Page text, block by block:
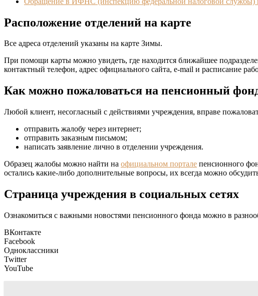
Расположение отделений на карте
Все адреса отделений указаны на карте Зимы.
При помощи карты можно увидеть, где находится ближайшее
контактный телефон, адрес официального сайта, e-mail и расписание
Как можно пожаловаться на пенсионный
Любой клиент, несогласный с действиями учреждения, вправе
отправить жалобу через интернет;
отправить заказным письмом;
написать заявление лично в отделении учреждения.
Образец жалобы можно найти на официальном портале пенсионного
остались какие-либо дополнительные вопросы, их всегда можно
Страница учреждения в социальных сетях
Ознакомиться с важными новостями пенсионного фонда можно в
ВКонтакте
Facebook
Одноклассники
Twitter
YouTube